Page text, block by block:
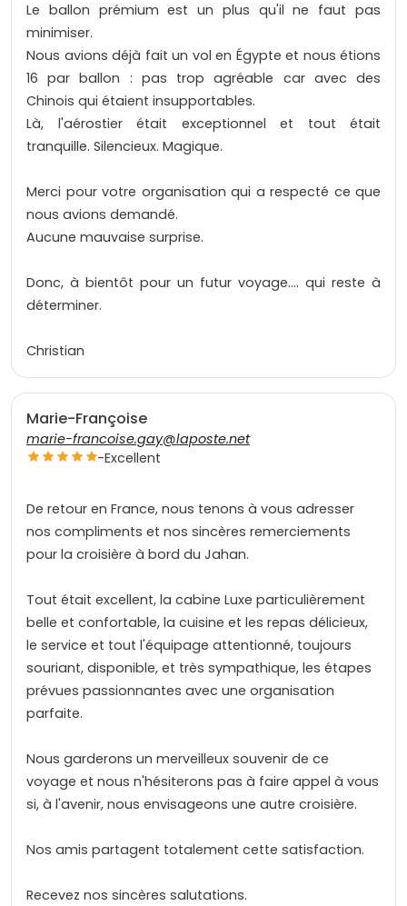
Le ballon prémium est un plus qu'il ne faut pas
minimiser.
Nous avions déjà fait un vol en Égypte et nous étions
16 par ballon : pas trop agréable car avec des
Chinois qui étaient insupportables.
Là, l'aérostier était exceptionnel et tout était
tranquille. Silencieux. Magique.
Merci pour votre organisation qui a respecté ce que
nous avions demandé.
Aucune mauvaise surprise.
Donc, à bientôt pour un futur voyage.... qui reste à
déterminer.
Christian
Marie-Françoise
marie-francoise.gay@laposte.net
-Excellent
De retour en France, nous tenons à vous adresser
nos compliments et nos sincères remerciements
pour la croisière à bord du Jahan.
Tout était excellent, la cabine Luxe particulièrement
belle et confortable, la cuisine et les repas délicieux,
le service et tout l'équipage attentionné, toujours
souriant, disponible, et très sympathique, les étapes
prévues passionnantes avec une organisation
parfaite.
Nous garderons un merveilleux souvenir de ce
voyage et nous n'hésiterons pas à faire appel à vous
si, à l'avenir, nous envisageons une autre croisière.
Nos amis partagent totalement cette satisfaction.
Recevez nos sincères salutations.